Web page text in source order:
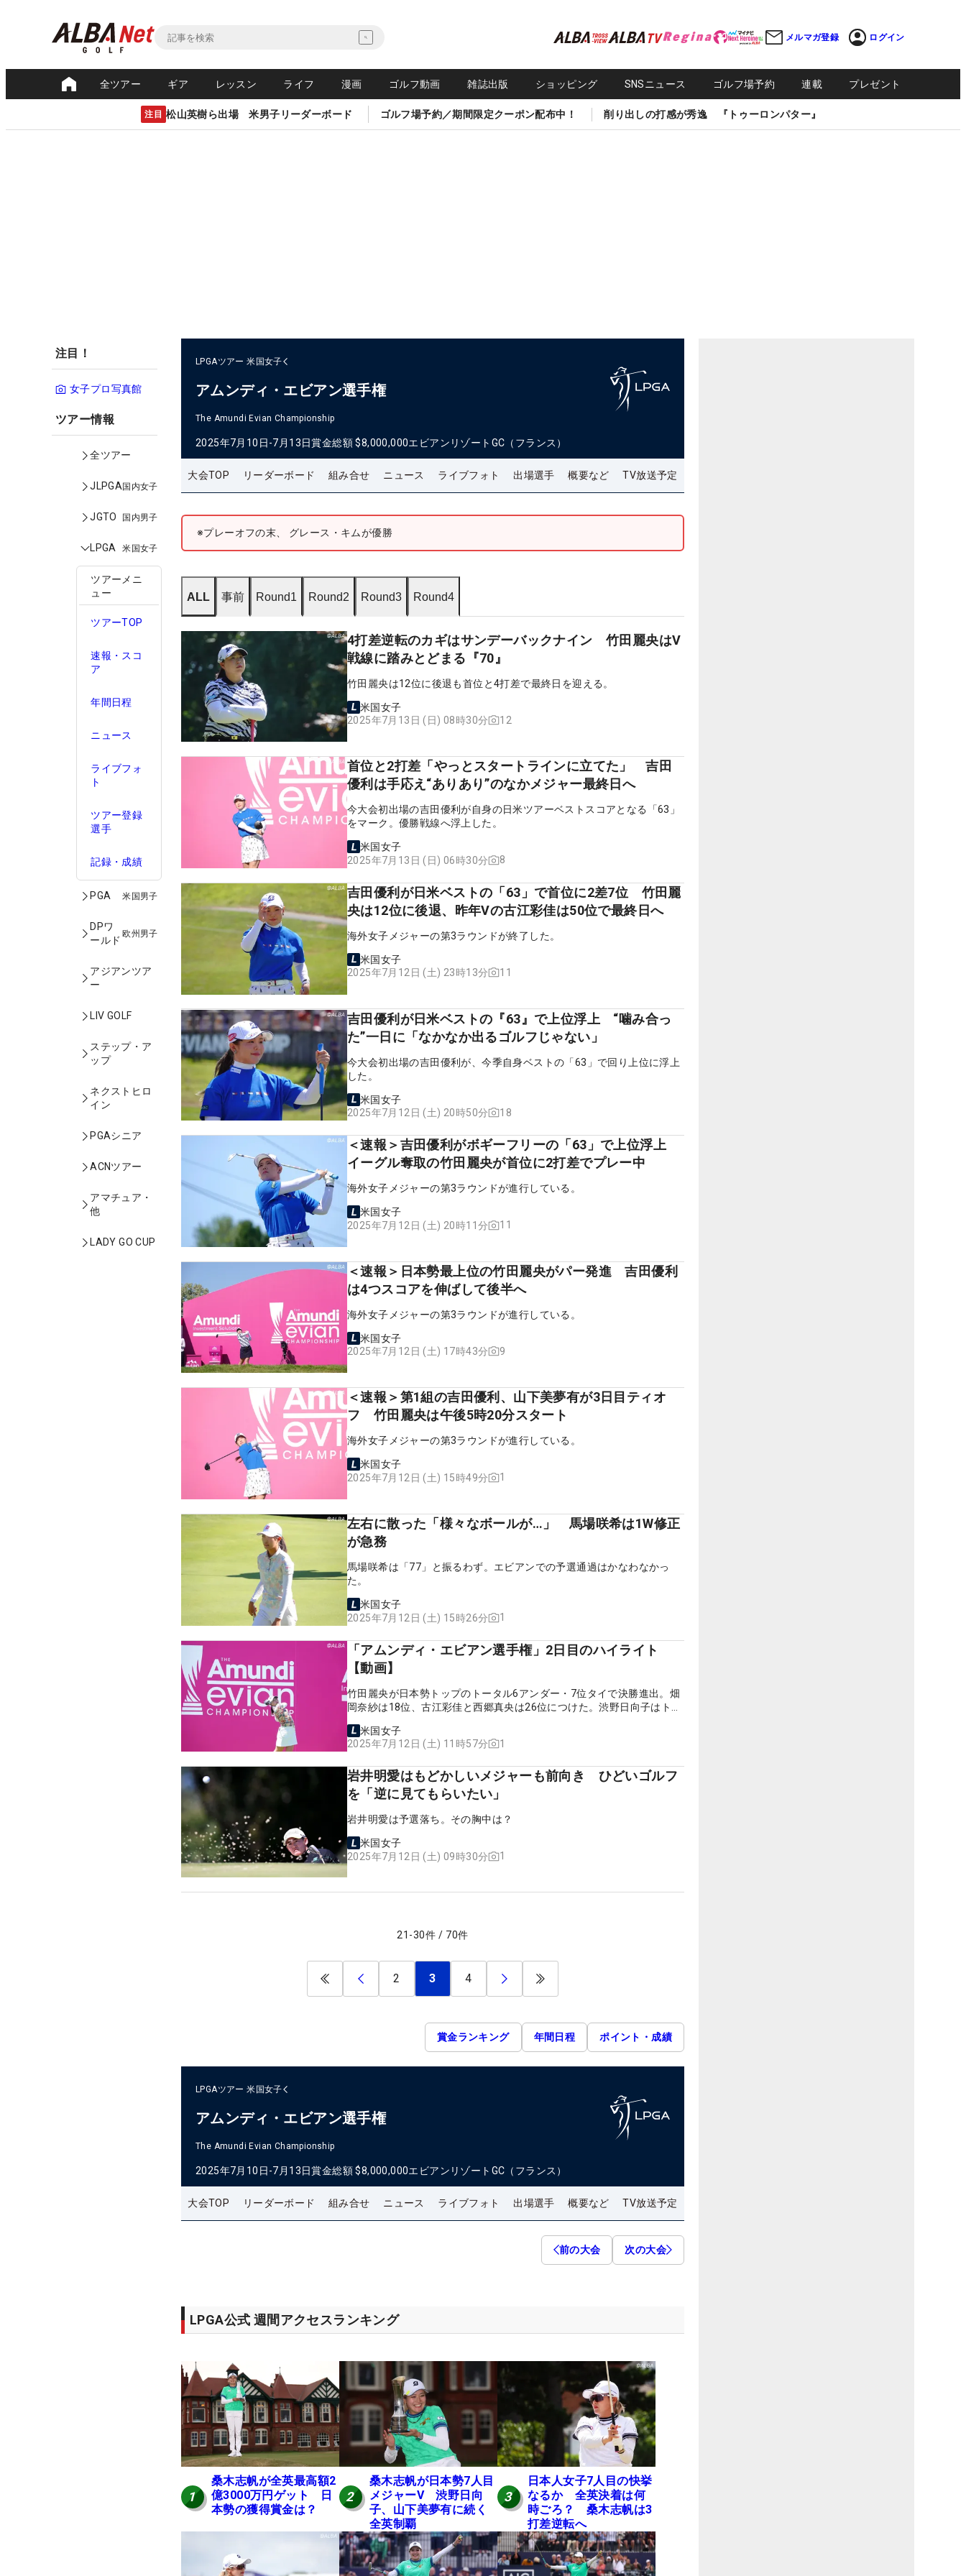
メルマガ登録 ログイン
全ツアー ギア レッスン ライフ 漫画 ゴルフ動画 雑誌出版 ショッピング SNSニュース ゴルフ場予約 連載 プレゼント
注目 松山英樹ら出場 米男子リーダーボード ゴルフ場予約／期間限定クーポン配布中！ 削り出しの打感が秀逸 『トゥーロンパター』
注目！
女子プロ写真館
ツアー情報
全ツアー
JLPGA国内女子
JGTO 国内男子
LPGA 米国女子
ツアーメニ
ュー
ツアーTOP
速報・スコ
ア
年間日程
ニュース
ライブフォ
ト
ツアー登録
選手
記録・成績
PGA 米国男子
DPワ
ールド
欧州男子
アジアンツア
ー
LIV GOLF
ステップ・ア
ップ
ネクストヒロ
イン
PGAシニア
ACNツアー
アマチュア・
他
LADY GO CUP
LPGAツアー 米国女子
アムンディ・エビアン選手権
The Amundi Evian Championship
2025年7月10日-7月13日賞金総額 $8,000,000エビアンリゾートGC（フランス）
大会TOP リーダーボード 組み合せ ニュース ライブフォト 出場選手 概要など TV放送予定
※プレーオフの末、 グレース・キムが優勝
ALL 事前 Round1 Round2 Round3 Round4
4打差逆転のカギはサンデーバックナイン 竹田麗央はV
戦線に踏みとどまる『70』
竹田麗央は12位に後退も首位と4打差で最終日を迎える。
米国女子
2025年7月13日 (日) 08時30分
12
首位と2打差「やっとスタートラインに立てた」 吉田
優利は手応え“ありあり”のなかメジャー最終日へ
今大会初出場の吉田優利が自身の日米ツアーベストスコアとなる「63」
をマーク。優勝戦線へ浮上した。
米国女子
2025年7月13日 (日) 06時30分
8
吉田優利が日米ベストの「63」で首位に2差7位 竹田麗
央は12位に後退、昨年Vの古江彩佳は50位で最終日へ
海外女子メジャーの第3ラウンドが終了した。
米国女子
2025年7月12日 (土) 23時13分
11
吉田優利が日米ベストの『63』で上位浮上 “噛み合っ
た”一日に「なかなか出るゴルフじゃない」
今大会初出場の吉田優利が、今季自身ベストの「63」で回り上位に浮上
した。
米国女子
2025年7月12日 (土) 20時50分
18
＜速報＞吉田優利がボギーフリーの「63」で上位浮上
イーグル奪取の竹田麗央が首位に2打差でプレー中
海外女子メジャーの第3ラウンドが進行している。
米国女子
2025年7月12日 (土) 20時11分
11
＜速報＞日本勢最上位の竹田麗央がパー発進 吉田優利
は4つスコアを伸ばして後半へ
海外女子メジャーの第3ラウンドが進行している。
米国女子
2025年7月12日 (土) 17時43分
9
＜速報＞第1組の吉田優利、山下美夢有が3日目ティオ
フ 竹田麗央は午後5時20分スタート
海外女子メジャーの第3ラウンドが進行している。
米国女子
2025年7月12日 (土) 15時49分
1
左右に散った「様々なボールが…」 馬場咲希は1W修正
が急務
馬場咲希は「77」と振るわず。エビアンでの予選通過はかなわなかっ
た。
米国女子
2025年7月12日 (土) 15時26分
1
「アムンディ・エビアン選手権」2日目のハイライト
【動画】
竹田麗央が日本勢トップのトータル6アンダー・7位タイで決勝進出。畑
岡奈紗は18位、古江彩佳と西郷真央は26位につけた。渋野日向子はトー
米国女子
2025年7月12日 (土) 11時57分
1
岩井明愛はもどかしいメジャーも前向き ひどいゴルフ
を「逆に見てもらいたい」
岩井明愛は予選落ち。その胸中は？
米国女子
2025年7月12日 (土) 09時30分
1
21 -30件 / 70件
2 3 4
賞金ランキング 年間日程 ポイント・成績
LPGAツアー 米国女子
アムンディ・エビアン選手権
The Amundi Evian Championship
2025年7月10日-7月13日賞金総額 $8,000,000エビアンリゾートGC（フランス）
大会TOP リーダーボード 組み合せ ニュース ライブフォト 出場選手 概要など TV放送予定
前の大会 次の大会
LPGA公式 週間アクセスランキング
1
桑木志帆が全英最高額2
億3000万円ゲット 日
本勢の獲得賞金は？
2
桑木志帆が日本勢7人目
メジャーV 渋野日向
子、山下美夢有に続く
全英制覇
3
日本人女子7人目の快挙
なるか 全英決着は何
時ごろ？ 桑木志帆は3
打差逆転へ